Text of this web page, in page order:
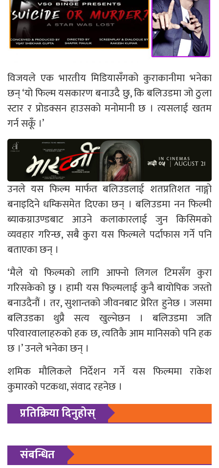
विजयले एक भारतीय मिडियासँगको कुराकानीमा भनेका
छन् ‘यो फिल्म यसकारण बनाउदै छु, कि बलिउडमा जो ठुला
स्टार र प्रोडक्सन हाउसको मनोमानी छ । त्यसलाई खतम
गर्न सकूँ ।’
उनले यस फिल्म मार्फत बलिउडलाई शतप्रतिशत नाङ्गो
बनाइदिने धम्किसमेत दिएका छन् । बलिउडमा नन फिल्मी
ब्याकग्राउण्डबाट आउने कलाकारलाई जुन किसिमको
व्यवहार गरिन्छ, सबै कुरा यस फिल्मले पर्दाफास गर्ने पनि
बताएका छन् ।
‘मैले यो फिल्मको लागि आफ्नो लिगल टिमसँग कुरा
गरिसकेको छु । हामी यस फिल्मलाई कुनै बायोपिक जस्तो
बनाउदैनौं । तर, सुशान्तको जीवनबाट प्रेरित हुनेछ । जसमा
बलिउडका थुप्रै सत्य खुल्नेछन । बलिउडमा जति
परिवारवालाहरुको हक छ, त्यतिकै आम मानिसको पनि हक
छ ।’ उनले भनेका छन् ।
शमिक मौलिकले निर्देशन गर्ने यस फिल्ममा राकेश
कुमारको पटकथा, संवाद रहनेछ ।
प्रतिक्रिया दिनुहोस्
संबन्धित